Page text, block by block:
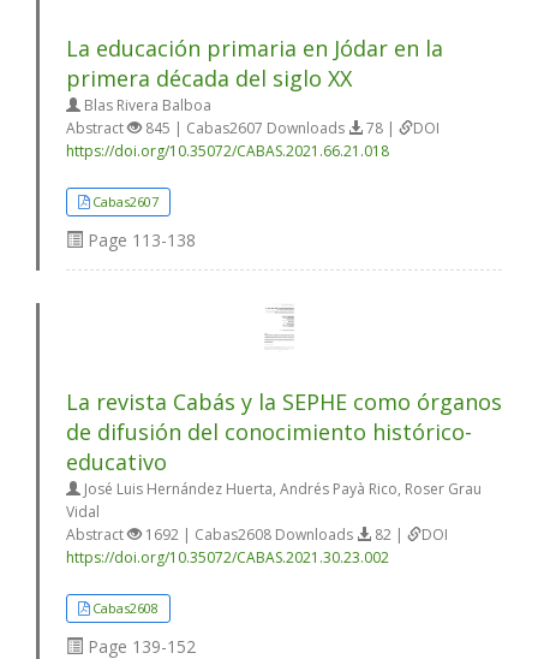
La educación primaria en Jódar en la
primera década del siglo XX
Blas Rivera Balboa
Abstract
845 | Cabas2607 Downloads 78 |
DOI
https://doi.org/10.35072/CABAS.2021.66.21.018
Cabas2607
Page 113-138
La revista Cabás y la SEPHE como órganos
de difusión del conocimiento histórico-
educativo
José Luis Hernández Huerta, Andrés Payà Rico, Roser Grau
Vidal
Abstract
1692 | Cabas2608 Downloads 82 |
DOI
https://doi.org/10.35072/CABAS.2021.30.23.002
Cabas2608
Page 139-152